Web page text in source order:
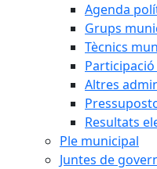
Agenda
Grups
Tècnics
Altres
Resultats
Ple municipal
Juntes de